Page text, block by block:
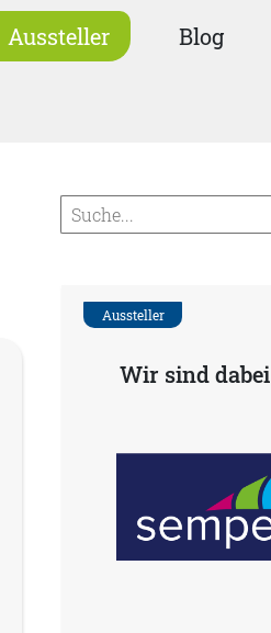
Aussteller
Blog
Aussteller
Wir sind dabei